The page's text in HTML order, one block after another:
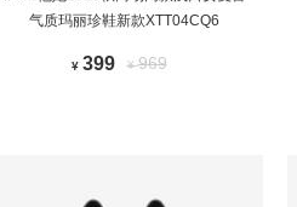
气质玛丽珍鞋新款XTT04CQ6
¥ 399 ¥969